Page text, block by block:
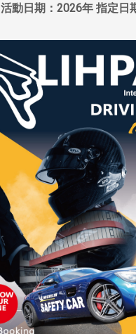
活動日期：2026年 指定日